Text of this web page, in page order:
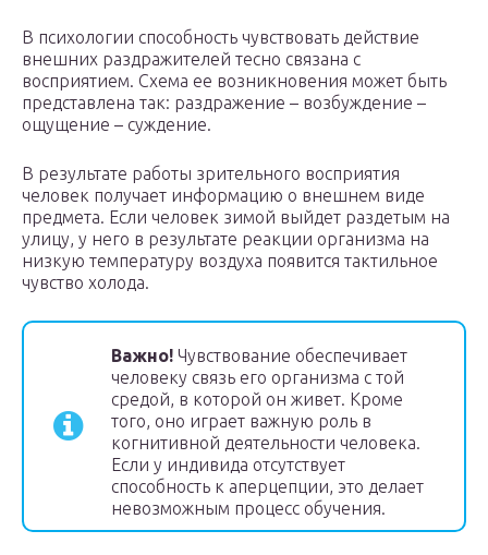
В психологии способность чувствовать действие
внешних раздражителей тесно связана с
восприятием. Схема ее возникновения может быть
представлена так: раздражение – возбуждение –
ощущение – суждение.
В результате работы зрительного восприятия
человек получает информацию о внешнем виде
предмета. Если человек зимой выйдет раздетым на
улицу, у него в результате реакции организма на
низкую температуру воздуха появится тактильное
чувство холода.
Важно! Чувствование обеспечивает
человеку связь его организма с той
средой, в которой он живет. Кроме
того, оно играет важную роль в
когнитивной деятельности человека.
Если у индивида отсутствует
способность к аперцепции, это делает
невозможным процесс обучения.